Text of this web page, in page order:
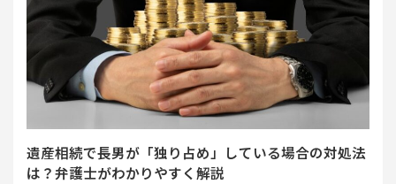
遺産相続で長男が「独り占め」している場合の対処法
は？弁護士がわかりやすく解説